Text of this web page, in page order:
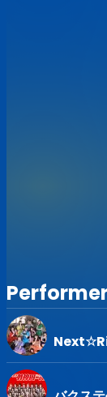
⑥持病のある方
ら、より慎重に
▼ご来場の皆様
●入待ち、出待
●お客様同士の
●場内における
お控えいただき